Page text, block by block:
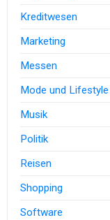
Kreditwesen
Marketing
Messen
Mode und Lifestyle
Musik
Politik
Reisen
Shopping
Software